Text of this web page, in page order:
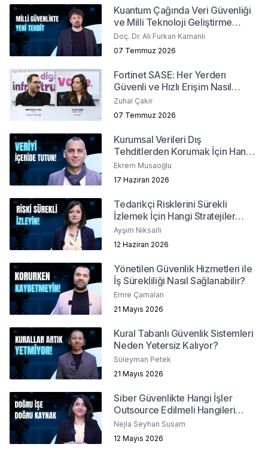
Kuantum Çağında Veri Güvenliği
ve Milli Teknoloji Geliştirme
Stratejileri
Doç. Dr. Ali Furkan Kamanlı
07 Temmuz 2026
Fortinet SASE: Her Yerden
Güvenli ve Hızlı Erişim Nasıl
Sağlanır?
Zuhal Çakır
07 Temmuz 2026
Kurumsal Verileri Dış
Tehditlerden Korumak İçin Hangi
Yöntemler İzlenmeli?
Ekrem Musaoğlu
17 Haziran 2026
Tedarikçi Risklerini Sürekli
İzlemek İçin Hangi Stratejiler
İzlenmeli?
Ayşim Niksarlı
12 Haziran 2026
Yönetilen Güvenlik Hizmetleri ile
İş Sürekliliği Nasıl Sağlanabilir?
Emre Çamalan
21 Mayıs 2026
Kural Tabanlı Güvenlik Sistemleri
Neden Yetersiz Kalıyor?
Süleyman Petek
21 Mayıs 2026
Siber Güvenlikte Hangi İşler
Outsource Edilmeli Hangileri
İçeride Kalmalı?
Nejla Seyhan Susam
12 Mayıs 2026